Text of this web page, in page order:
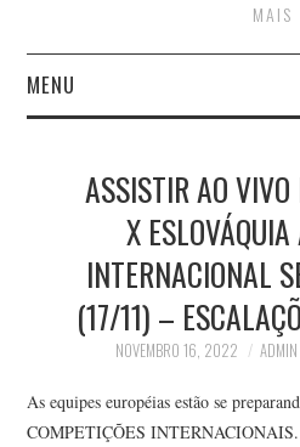
MAIS
MENU
CONTATO
ASSISTIR AO VIVO
X
INTERNACIONAL
(17/11) –
NOVEMBRO 16, 2022 ADMIN
As equipes européias estão se
COMPETIÇÕES